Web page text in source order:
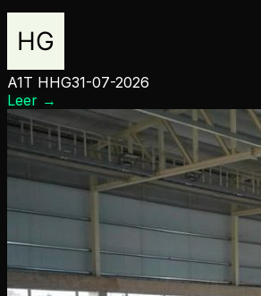
A1T HHG31-07-2026
Leer →